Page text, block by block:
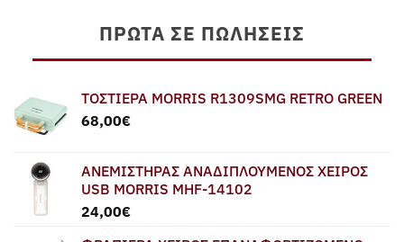
ΠΡΏΤΑ ΣΕ ΠΩΛΉΣΕΙΣ
ΤΟΣΤΙΕΡΑ MORRIS R1309SMG RETRO GREEN
68,00€
ΑΝΕΜΙΣΤΗΡΑΣ ΑΝΑΔΙΠΛΟΥΜΕΝΟΣ ΧΕΙΡΟΣ
USB MORRIS MHF-14102
24,00€